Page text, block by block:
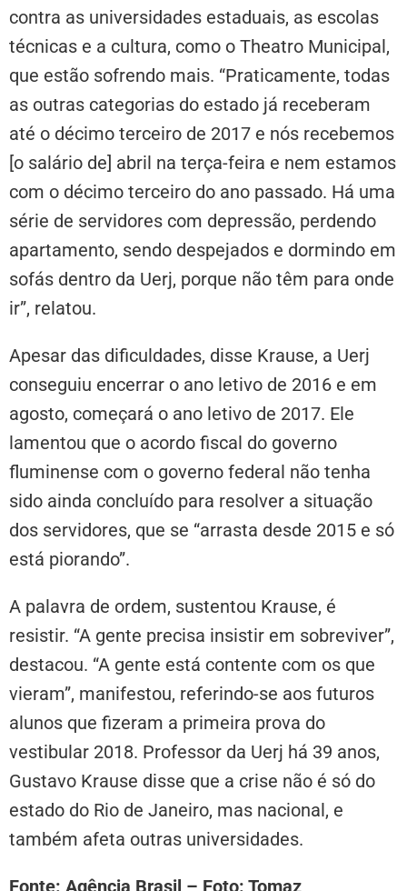
contra as universidades estaduais, as escolas
técnicas e a cultura, como o Theatro Municipal,
que estão sofrendo mais. “Praticamente, todas
as outras categorias do estado já receberam
até o décimo terceiro de 2017 e nós recebemos
[o salário de] abril na terça-feira e nem estamos
com o décimo terceiro do ano passado. Há uma
série de servidores com depressão, perdendo
apartamento, sendo despejados e dormindo em
sofás dentro da Uerj, porque não têm para onde
ir”, relatou.
Apesar das dificuldades, disse Krause, a Uerj
conseguiu encerrar o ano letivo de 2016 e em
agosto, começará o ano letivo de 2017. Ele
lamentou que o acordo fiscal do governo
fluminense com o governo federal não tenha
sido ainda concluído para resolver a situação
dos servidores, que se “arrasta desde 2015 e só
está piorando”.
A palavra de ordem, sustentou Krause, é
resistir. “A gente precisa insistir em sobreviver”,
destacou. “A gente está contente com os que
vieram”, manifestou, referindo-se aos futuros
alunos que fizeram a primeira prova do
vestibular 2018. Professor da Uerj há 39 anos,
Gustavo Krause disse que a crise não é só do
estado do Rio de Janeiro, mas nacional, e
também afeta outras universidades.
Fonte: Agência Brasil – Foto: Tomaz